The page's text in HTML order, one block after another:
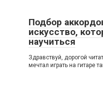
Подбор
искусство,
научиться
Здравствуй, дорогой
мечтал играть на гитаре